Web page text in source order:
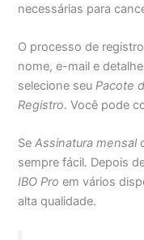
necessárias para
O processo de
nome, e-mail e
selecione seuPacote
Registro. Você pode
SeAssinatura mensal
sempre fácil. Depois
IBO Pro em vários
alta qualidade.